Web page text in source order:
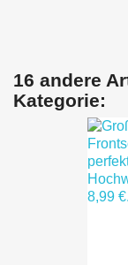
16 andere
Kategorie: